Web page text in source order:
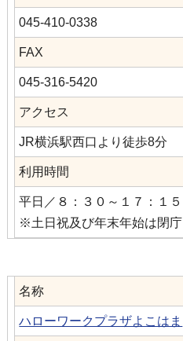
045-410-0338
FAX
045-316-5420
アクセス
JR横浜駅西口より徒歩8分
利用時間
平日／８：３０～１７：１５
※土日祝及び年末年始は閉庁
名称
ハローワークプラザよこはま